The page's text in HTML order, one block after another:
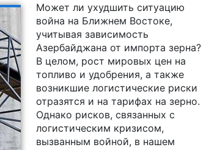
Может ли ухудшить ситуацию
война на Ближнем Востоке,
учитывая зависимость
Азербайджана от импорта зерна?
В целом, рост мировых цен на
топливо и удобрения, а также
возникшие логистические риски
отразятся и на тарифах на зерно.
Однако рисков, связанных с
логистическим кризисом,
вызванным войной, в нашем